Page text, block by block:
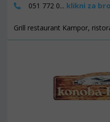
051 772 0... klikni za
Grill restaurant Kampor,